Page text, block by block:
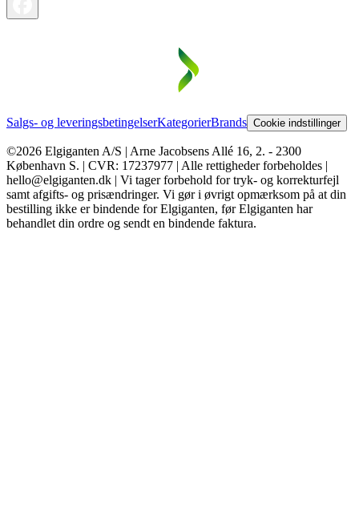
Salgs- og leveringsbetingelserKategorierBrands Cookie indstillinger
©2026 Elgiganten A/S | Arne Jacobsens Allé 16, 2. - 2300
København S. | CVR: 17237977 | Alle rettigheder forbeholdes |
hello@elgiganten.dk | Vi tager forbehold for tryk- og korrekturfejl
samt afgifts- og prisændringer. Vi gør i øvrigt opmærksom på at din
bestilling ikke er bindende for Elgiganten, før Elgiganten har
behandlet din ordre og sendt en bindende faktura.